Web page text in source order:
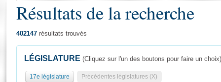
Général
Résultats de la recherche
402147 résultats trouvés
LÉGISLATURE (Cliquez sur l'un des boutons pour faire un choix)
17e législature Précédentes législatures (X)